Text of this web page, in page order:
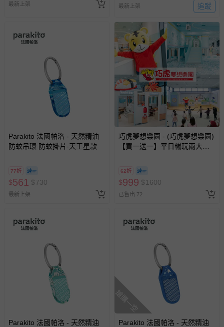
最新上架 最新上架 追蹤
Parakito 法國帕洛 - 天然精油
防蚊吊環 防蚊掛片-天王星款
77折
$561 $730
最新上架
巧虎夢想樂園 - (巧虎夢想樂園)
【買一送一】平日暢玩兩大一
券使用
62折
$999 $1600
已售出 72
Parakito 法國帕洛 - 天然精油
搶購一空
Parakito 法國帕洛 - 天然精油